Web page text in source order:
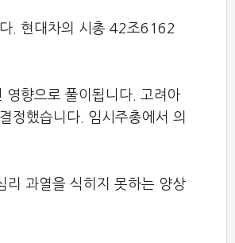
. 현대차의 시총 42조6162
영향으로 풀이됩니다. 고려아
정했습니다. 임시주총에서 의
리 과열을 식히지 못하는 양상